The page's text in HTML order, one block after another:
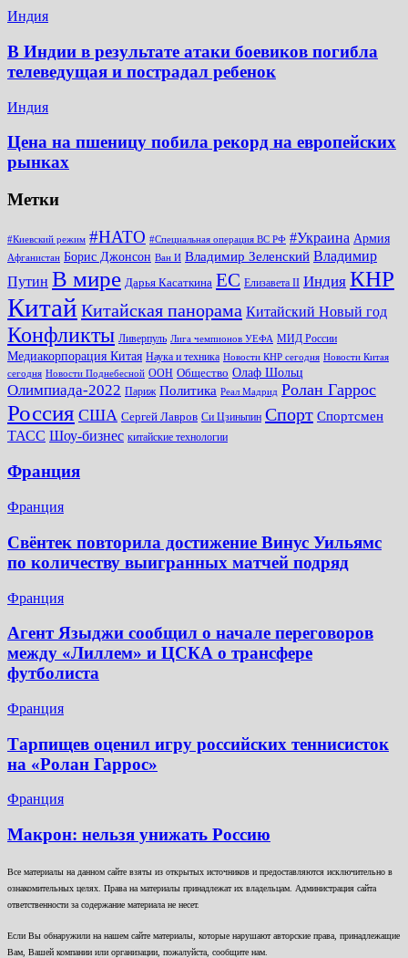
Индия
В Индии в результате атаки боевиков погибла
телеведущая и пострадал ребенок
Индия
Цена на пшеницу побила рекорд на европейских
рынках
Метки
#Киевский режим #НАТО #Специальная операция ВС РФ #Украина Армия
Афганистан Борис Джонсон Ван И Владимир Зеленский Владимир
Путин В мире Дарья Касаткина ЕС Елизавета II Индия КНР
Китай Китайская панорама Китайский Новый год
Конфликты Ливерпуль Лига чемпионов УЕФА МИД России
Медиакорпорация Китая Наука и техника Новости КНР сегодня Новости Китая
сегодня Новости Поднебесной ООН Общество Олаф Шольц
Олимпиада-2022 Париж Политика Реал Мадрид Ролан Гаррос
Россия США Сергей Лавров Си Цзиньпин Спорт Спортсмен
ТАСС Шоу-бизнес китайские технологии
Франция
Франция
Свёнтек повторила достижение Винус Уильямс
по количеству выигранных матчей подряд
Франция
Агент Языджи сообщил о начале переговоров
между «Лиллем» и ЦСКА о трансфере
футболиста
Франция
Тарпищев оценил игру российских теннисисток
на «Ролан Гаррос»
Франция
Макрон: нельзя унижать Россию
Все материалы на данном сайте взяты из открытых источников и предоставляются исключительно в
ознакомительных целях. Права на материалы принадлежат их владельцам. Администрация сайта
ответственности за содержание материала не несет.
Если Вы обнаружили на нашем сайте материалы, которые нарушают авторские права, принадлежащие
Вам, Вашей компании или организации, пожалуйста, сообщите нам.